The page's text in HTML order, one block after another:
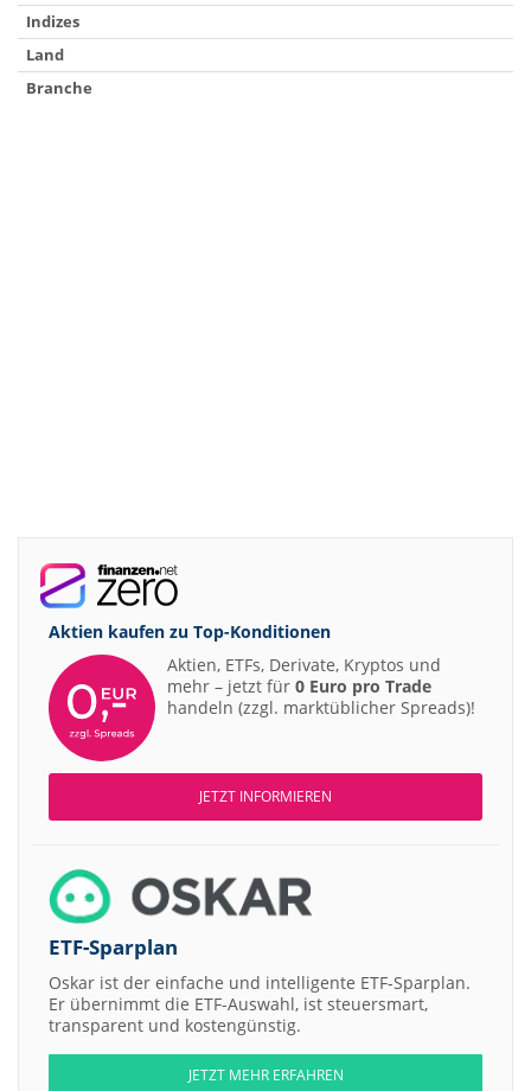
Indizes
Land
Branche
Aktien kaufen zu Top-Konditionen
Aktien, ETFs, Derivate, Kryptos und
mehr – jetzt für 0 Euro pro Trade
handeln (zzgl. marktüblicher Spreads)!
JETZT INFORMIEREN
ETF-Sparplan
Oskar ist der einfache und intelligente ETF-Sparplan.
Er übernimmt die ETF-Auswahl, ist steuersmart,
transparent und kostengünstig.
JETZT MEHR ERFAHREN